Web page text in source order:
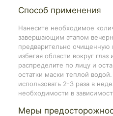
Способ применения
Нанесите необходимое
завершающим этапом
предварительно очищенную
избегая области вокруг
распределите по лицу и
остатки маски теплой
использовать 2-3 раза в
необходимости в
Меры